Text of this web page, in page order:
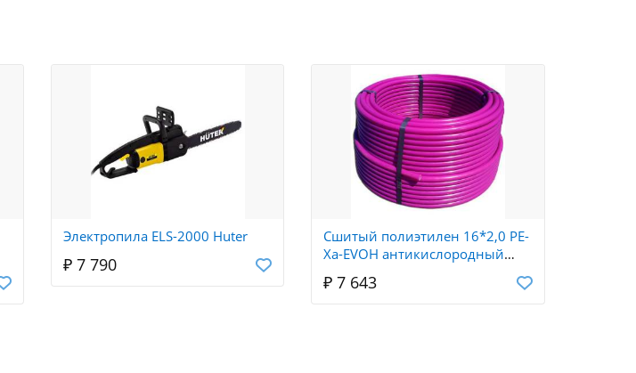
Электропила ELS-2000 Huter
₽ 7 790
Сшитый полиэтилен 16*2,0 PE-
Xа-EVOH антикислородный
₽ 7 643